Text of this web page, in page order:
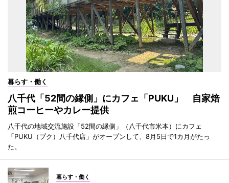
暮らす・働く
八千代「52間の縁側」にカフェ「PUKU」 自家焙
煎コーヒーやカレー提供
八千代の地域交流施設「52間の縁側」（八千代市米本）にカフェ
「PUKU（プク）八千代店」がオープンして、8月5日で1カ月がたっ
た。
暮らす・働く